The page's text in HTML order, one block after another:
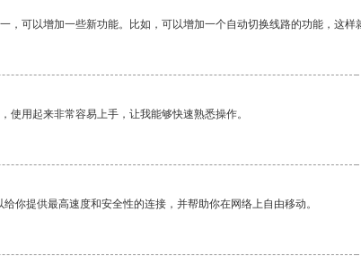
，可以增加一些新功能。比如，可以增加一个自动切换线路的功能，这
使用起来非常容易上手，让我能够快速熟悉操作。
你提供最高速度和安全性的连接，并帮助你在网络上自由移动。